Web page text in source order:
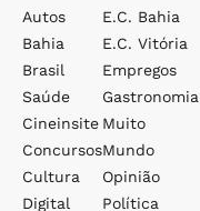
Autos
Bahia
Brasil
Saúde
Cineinsite
Concursos
Cultura
Digital
E.c. Bahia
E.c. Vitória
Empregos
Gastronomia
Muito
Mundo
Opinião
Política